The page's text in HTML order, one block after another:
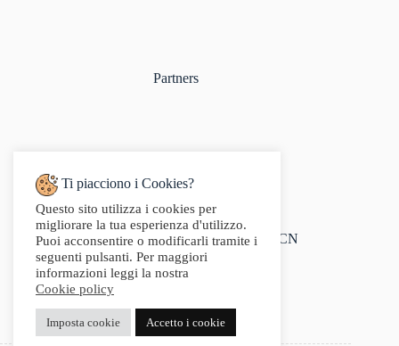
Partners
Indirizzo:
Via Audisio, 26, 12042 Bra CN
Telefono:
0172 412 414
Fax:
0172412414
Ti piacciono i Cookies?
Questo sito utilizza i cookies per
migliorare la tua esperienza d'utilizzo.
Puoi acconsentire o modificarli tramite i
seguenti pulsanti. Per maggiori
informazioni leggi la nostra
Cookie policy
Imposta cookie Accetto i cookie